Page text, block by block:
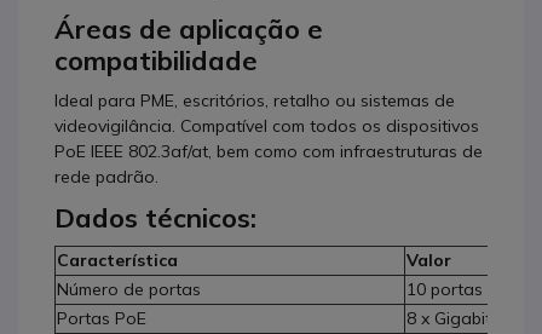
Áreas de aplicação e
compatibilidade
Ideal para PME, escritórios, retalho ou sistemas de
videovigilância. Compatível com todos os dispositivos
PoE IEEE 802.3af/at, bem como com infraestruturas de
rede padrão.
Dados técnicos:
Característica
Valor
Número de portas
10 portas no
Portas PoE
8 x Gigabit PoE+